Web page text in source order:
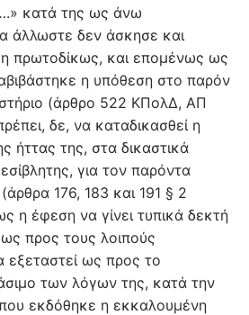
κατά της ως άνω
άλλωστε δεν άσκησε και
πρωτοδίκως, και επομένως ως
η υπόθεση στο παρόν
(άρθρο 522 ΚΠολΔ, ΑΠ
δε, να καταδικασθεί η
ήττας της, στα δικαστικά
για τον παρόντα
176, 183 και 191 § 2
η έφεση να γίνει τυπικά δεκτή
προς τους λοιπούς
εξεταστεί ως προς το
των λόγων της, κατά την
που εκδόθηκε η εκκαλουμένη